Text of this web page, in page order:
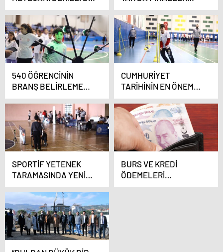
YAŞANACAK
BAŞLIYOR
540 ÖĞRENCİNİN
BRANŞ BELİRLEME
TESTİ ÇALIŞMALARI
SÜRÜYOR
CUMHURİYET
TARİHİNİN EN ÖNEMLİ
SPOR ALT YAPI
PROJESİNİNDE
TARAMALAR
BAŞLADI
SPORTİF YETENEK
TARAMASINDA YENİ
DÖNEM BAŞLADI
BURS VE KREDİ
ÖDEMELERİ
HESAPLARA YATMAYA